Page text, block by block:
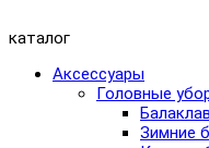
каталог
Аксессуары
Головные
Зимние